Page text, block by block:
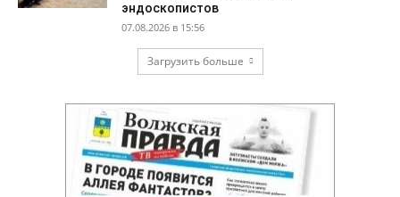
эндоскопистов
07.08.2026 в 15:56
Загрузить больше